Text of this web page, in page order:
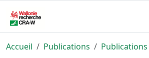
Accueil Publications Publications